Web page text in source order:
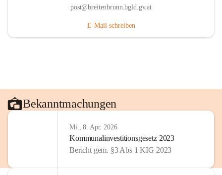
post@breitenbrunn.bgld.gv.at
E-Mail schreiben
Bekanntmachungen
Mi., 8. Apr. 2026
Kommunalinvestitionsgesetz 2023
Bericht gem. §3 Abs 1 KIG 2023